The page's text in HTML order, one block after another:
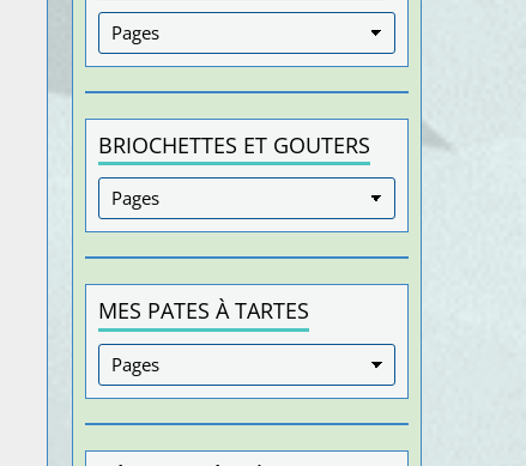
BRIOCHETTES ET GOUTERS
MES PATES À TARTES